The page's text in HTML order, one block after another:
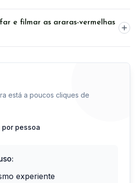
e filmar as araras-vermelhas
está a poucos cliques de
por pessoa
experiente